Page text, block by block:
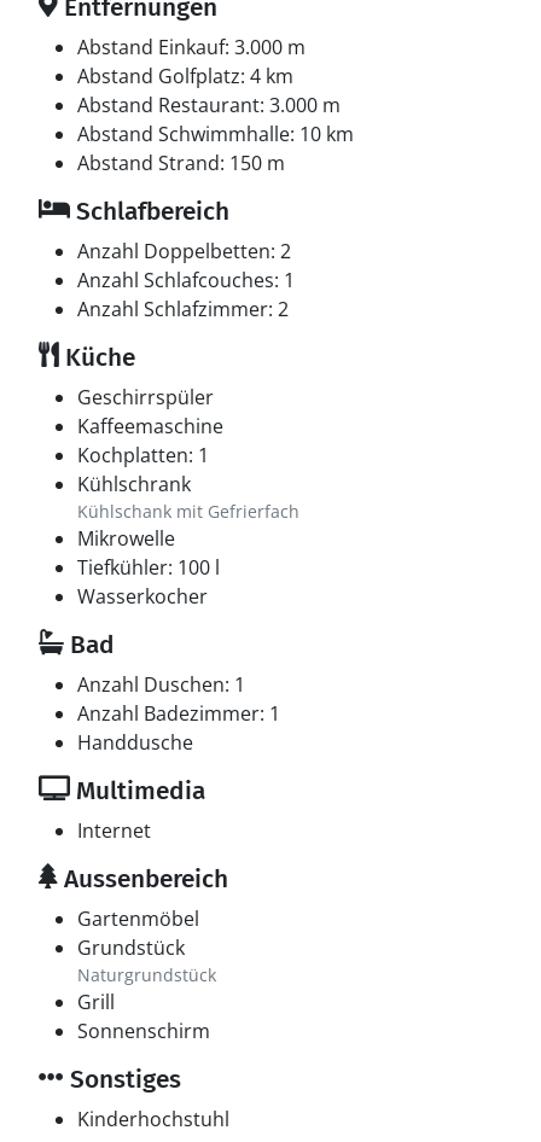
Entfernungen
Abstand Einkauf: 3.000 m
Abstand Golfplatz: 4 km
Abstand Restaurant: 3.000 m
Abstand Schwimmhalle: 10 km
Abstand Strand: 150 m
Schlafbereich
Anzahl Doppelbetten: 2
Anzahl Schlafcouches: 1
Anzahl Schlafzimmer: 2
Küche
Geschirrspüler
Kaffeemaschine
Kochplatten: 1
Kühlschrank
Kühlschank mit Gefrierfach
Mikrowelle
Tiefkühler: 100 l
Wasserkocher
Bad
Anzahl Duschen: 1
Anzahl Badezimmer: 1
Handdusche
Multimedia
Internet
Aussenbereich
Gartenmöbel
Grundstück
Naturgrundstück
Grill
Sonnenschirm
Sonstiges
Kinderhochstuhl